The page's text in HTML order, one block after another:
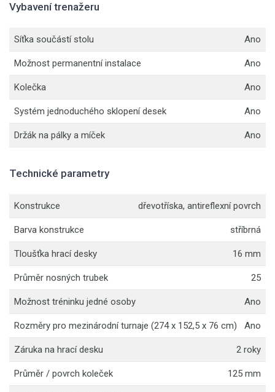
Vybavení trenažeru
Síťka součástí stolu Ano
Možnost permanentní instalace Ano
Kolečka Ano
Systém jednoduchého sklopení desek Ano
Držák na pálky a míček Ano
Technické parametry
Konstrukce dřevotříska, antireflexní povrch
Barva konstrukce stříbrná
Tloušťka hrací desky 16 mm
Průměr nosných trubek 25
Možnost tréninku jedné osoby Ano
Rozměry pro mezinárodní turnaje (274 x 152,5 x 76 cm) Ano
Záruka na hrací desku 2 roky
Průměr / povrch koleček 125 mm